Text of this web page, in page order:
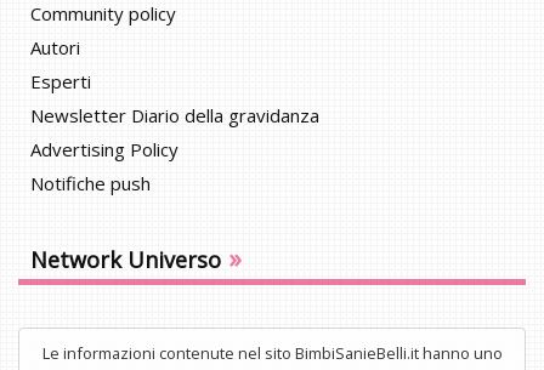
Community policy
Autori
Esperti
Newsletter Diario della gravidanza
Advertising Policy
Notifiche push
Network Universo »
Le informazioni contenute nel sito BimbiSanieBelli.it hanno uno